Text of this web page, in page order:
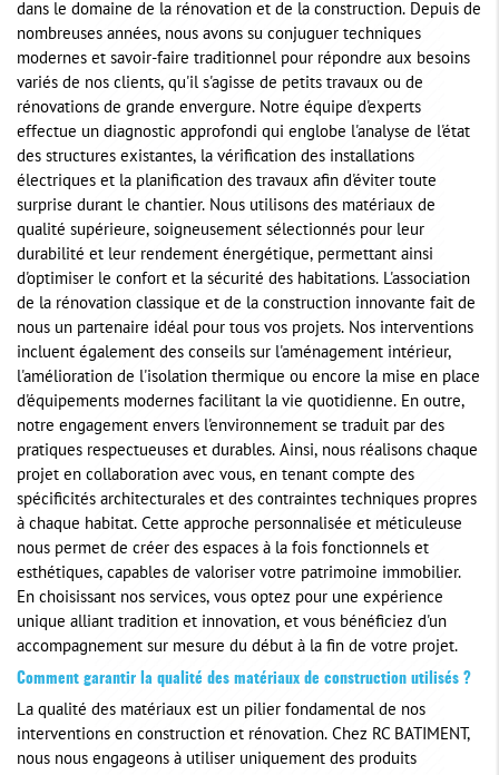
dans le domaine de la rénovation et de la construction. Depuis de
nombreuses années, nous avons su conjuguer techniques
modernes et savoir-faire traditionnel pour répondre aux besoins
variés de nos clients, qu'il s'agisse de petits travaux ou de
rénovations de grande envergure. Notre équipe d'experts
effectue un diagnostic approfondi qui englobe l'analyse de l'état
des structures existantes, la vérification des installations
électriques et la planification des travaux afin d'éviter toute
surprise durant le chantier. Nous utilisons des matériaux de
qualité supérieure, soigneusement sélectionnés pour leur
durabilité et leur rendement énergétique, permettant ainsi
d'optimiser le confort et la sécurité des habitations. L'association
de la rénovation classique et de la construction innovante fait de
nous un partenaire idéal pour tous vos projets. Nos interventions
incluent également des conseils sur l'aménagement intérieur,
l'amélioration de l'isolation thermique ou encore la mise en place
d'équipements modernes facilitant la vie quotidienne. En outre,
notre engagement envers l'environnement se traduit par des
pratiques respectueuses et durables. Ainsi, nous réalisons chaque
projet en collaboration avec vous, en tenant compte des
spécificités architecturales et des contraintes techniques propres
à chaque habitat. Cette approche personnalisée et méticuleuse
nous permet de créer des espaces à la fois fonctionnels et
esthétiques, capables de valoriser votre patrimoine immobilier.
En choisissant nos services, vous optez pour une expérience
unique alliant tradition et innovation, et vous bénéficiez d'un
accompagnement sur mesure du début à la fin de votre projet.
Comment garantir la qualité des matériaux de construction utilisés ?
La qualité des matériaux est un pilier fondamental de nos
interventions en construction et rénovation. Chez RC BATIMENT,
nous nous engageons à utiliser uniquement des produits